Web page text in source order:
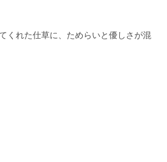
くれた仕草に、ためらいと優しさが混